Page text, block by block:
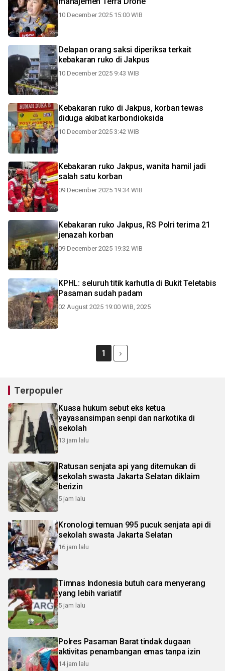
10 December 2025 15:00 WIB
Delapan orang saksi diperiksa terkait
kebakaran ruko di Jakpus
10 December 2025 9:43 WIB
Kebakaran ruko di Jakpus, korban tewas
diduga akibat karbondioksida
10 December 2025 3:42 WIB
Kebakaran ruko Jakpus, wanita hamil jadi
salah satu korban
09 December 2025 19:34 WIB
Kebakaran ruko Jakpus, RS Polri terima 21
jenazah korban
09 December 2025 19:32 WIB
KPHL: seluruh titik karhutla di Bukit Teletabis
Pasaman sudah padam
02 August 2025 19:00 WIB, 2025
1
Terpopuler
Kuasa hukum sebut eks ketua
yayasansimpan senpi dan narkotika di
sekolah
13 jam lalu
Ratusan senjata api yang ditemukan di
sekolah swasta Jakarta Selatan diklaim
berizin
5 jam lalu
Kronologi temuan 995 pucuk senjata api di
sekolah swasta Jakarta Selatan
16 jam lalu
Timnas Indonesia butuh cara menyerang
yang lebih variatif
5 jam lalu
Polres Pasaman Barat tindak dugaan
aktivitas penambangan emas tanpa izin
14 jam lalu